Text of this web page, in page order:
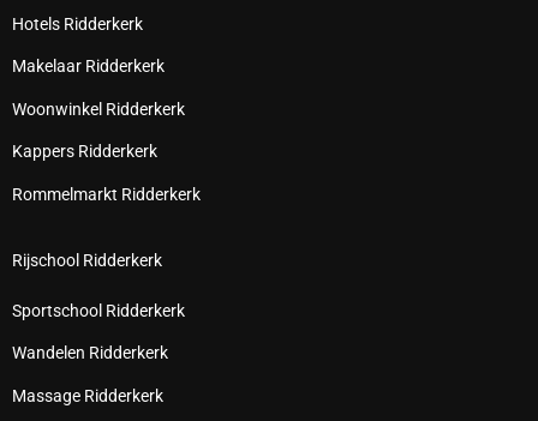
Hotels Ridderkerk
Makelaar Ridderkerk
Woonwinkel Ridderkerk
Kappers Ridderkerk
Rommelmarkt Ridderkerk
Rijschool Ridderkerk
Sportschool Ridderkerk
Wandelen Ridderkerk
Massage Ridderkerk